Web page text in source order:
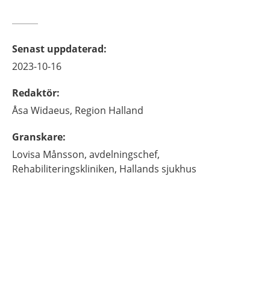
Senast uppdaterad:
2023-10-16
Redaktör:
Åsa Widaeus, Region Halland
Granskare:
Lovisa Månsson, avdelningschef,
Rehabiliteringskliniken, Hallands sjukhus